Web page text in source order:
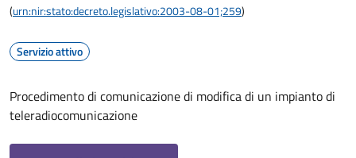
(urn:nir:stato:decreto.legislativo:2003-08-01;259)
Servizio attivo
Procedimento di comunicazione di modifica di un impianto di
teleradiocomunicazione